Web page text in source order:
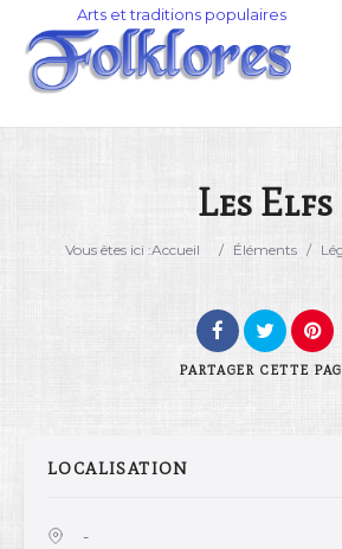
Catégorie
Les Elfs
Vous êtes ici :Accueil / Éléments /
PARTAGER CETTE
LOCALISATION
-